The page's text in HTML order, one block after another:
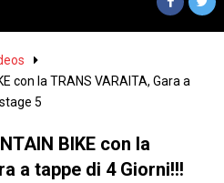
con la TRANS VARAITA, Gara a
5
BIKE con la
a tappe di 4 Giorni!!!